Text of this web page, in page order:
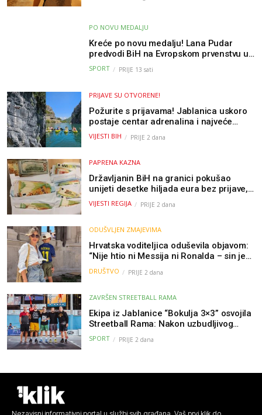
PO NOVU MEDALJU
Kreće po novu medalju! Lana Pudar
predvodi BiH na Evropskom prvenstvu u
Parizu
SPORT PRIJE 13 sati
PRIJAVE SU OTVORENE!
Požurite s prijavama! Jablanica uskoro
postaje centar adrenalina i najveće
outdoor avanture ovog ljeta
VIJESTI BIH PRIJE 2 dana
PAPRENA KAZNA
Državljanin BiH na granici pokušao
unijeti desetke hiljada eura bez prijave,
uslijedila “paprena” kazna
VIJESTI REGIJA PRIJE 2 dana
ODUŠVLJEN ZMAJEVIMA
Hrvatska voditeljica oduševila objavom:
“Nije htio ni Messija ni Ronalda – sin je
želio samo dres Bosne”
DRUŠTVO PRIJE 2 dana
ZAVRŠEN STREETBALL RAMA
Ekipa iz Jablanice “Bokulja 3×3” osvojila
Streetball Rama: Nakon uzbudljivog
finala poznati svi pobjednici turnira
SPORT PRIJE 2 dana